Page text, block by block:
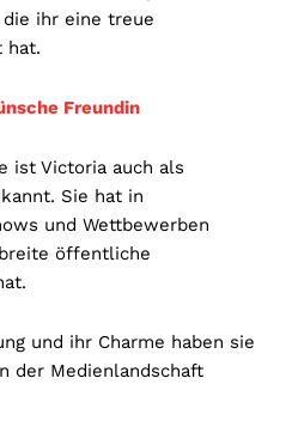
ihr eine treue
hat.
Freundin
ist Victoria auch als
Sie hat in
und Wettbewerben
öffentliche
und ihr Charme haben sie
der Medienlandschaft